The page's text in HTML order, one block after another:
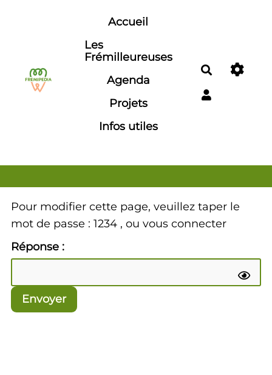
Aller au contenu principal
Accueil
Les
Frémilleureuses
Agenda
Projets
Infos utiles
Rechercher
Pour modifier cette page, veuillez taper le
mot de passe : 1234 , ou vous connecter
Réponse :
Envoyer